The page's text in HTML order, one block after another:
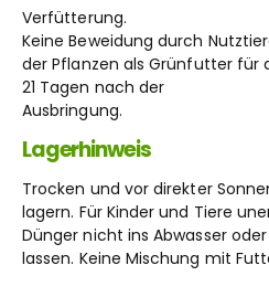
Verfütterung.
Keine Beweidung durch
der Pflanzen als Grünfutter für
21 Tagen nach der
Ausbringung.
Lagerhinweis
Trocken und vor direkter
lagern. Für Kinder und Tiere
Dünger nicht ins Abwasser
lassen. Keine Mischung mit